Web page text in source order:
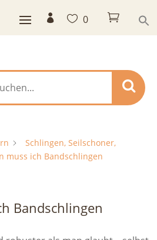
  0 
Schlingen, Seilschoner,
muss ich Bandschlingen
Bandschlingen